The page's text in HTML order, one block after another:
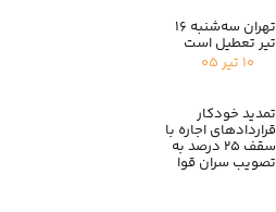
تهران سه‌شنبه ۱۶
تیر تعطیل است
۱۰ تیر ۰۵
تمدید خودکار
قراردادهای اجاره با
سقف ۲۵ درصد به
تصویب سران قوا